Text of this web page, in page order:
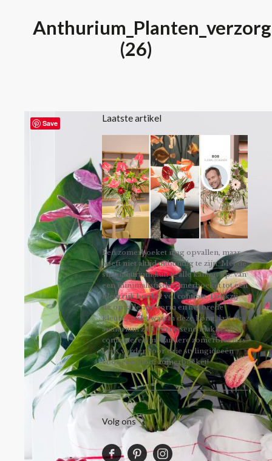
(26)
Laatste artikel
Een zomerboeket mag opvallen, maar
hoeft niet altijd uitbundig te zijn. Met de
snijanthurium kun je alle kanten op: van
een minimalistisch zomerboeket tot een
kleurrijk boeket vol contrast. Dankzij
de opvallende vorm en het brede
kleurenpalet waarin deze komt, laat de
anthurium zich verrassend makkelijk
combineren met andere zomerbloeiers.
Lees verder voor drie stylingideeën
voor een mooi zomerboeket!
Volg ons
Save